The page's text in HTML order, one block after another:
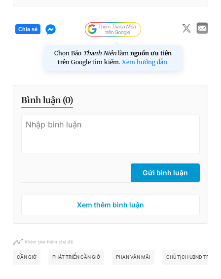
Chia sẻ
Chọn Báo Thanh Niên làm nguồn ưu tiên
trên Google tìm kiếm. Xem hướng dẫn.
Bình luận (0)
Gửi bình luận
Xem thêm bình luận
Khám phá thêm chủ đề
CẦN GIỜ PHÁT TRIỂN CẦN GIỜ PHAN VĂN MÃI CHỦ TỊCH UBND TP.HCM